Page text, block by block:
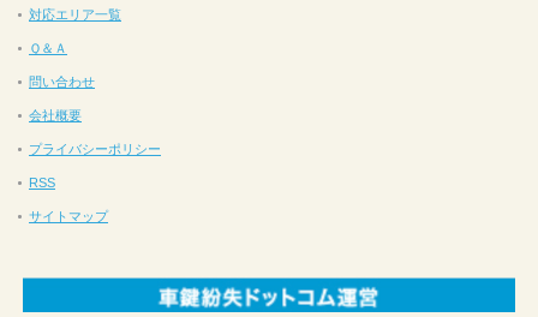
対応エリア一覧
Ｑ＆Ａ
問い合わせ
会社概要
プライバシーポリシー
RSS
サイトマップ